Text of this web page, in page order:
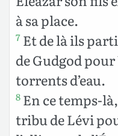
à sa place.
7 Et de là ils
de Gudgod
torrents d’eau.
8 En ce temps-
tribu de Lévi